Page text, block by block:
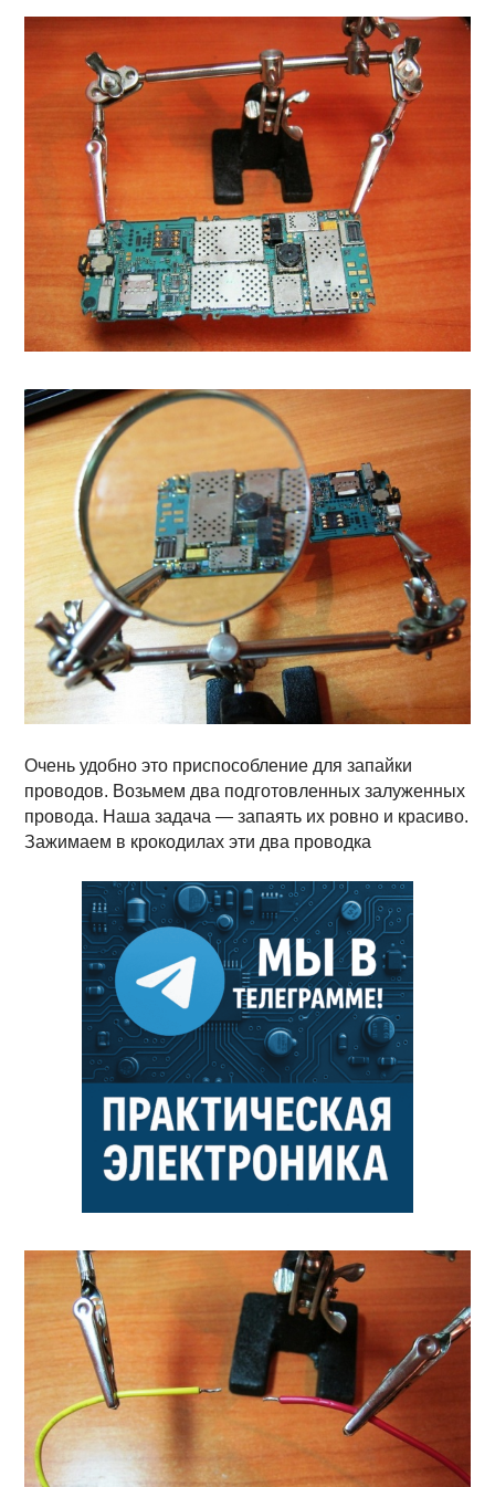
Очень удобно это приспособление для запайки
проводов. Возьмем два подготовленных залуженных
провода. Наша задача — запаять их ровно и красиво.
Зажимаем в крокодилах эти два проводка